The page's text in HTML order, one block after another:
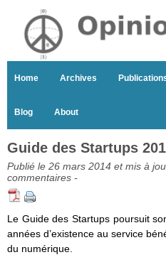
Home Archives
Blog About
Guide des Startups
Publié le 26 mars 2014 et mis à
commentaires -
Le Guide des Startups poursuit
années d’existence au service
du numérique.